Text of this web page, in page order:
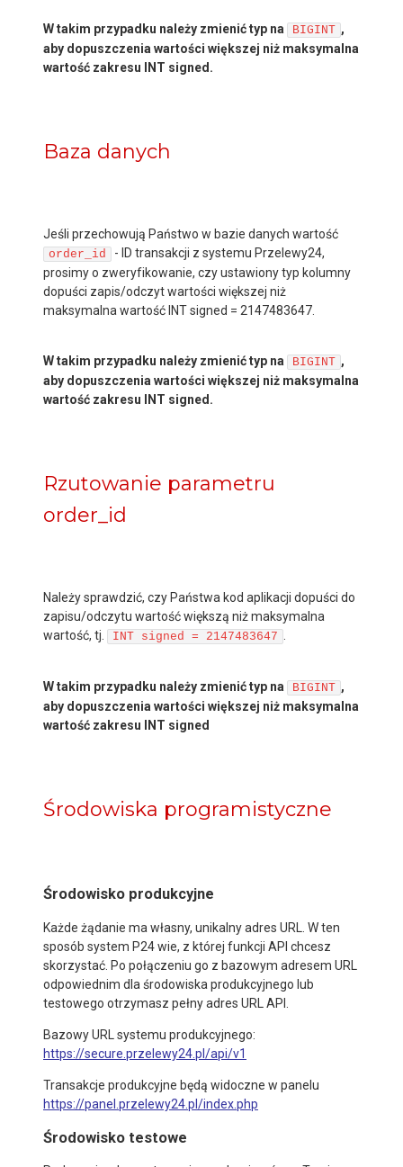
W takim przypadku należy zmienić typ na BIGINT ,
aby dopuszczenia wartości większej niż maksymalna
wartość zakresu INT signed.
Baza danych
Jeśli przechowują Państwo w bazie danych wartość
order_id
- ID transakcji z systemu Przelewy24,
prosimy o zweryfikowanie, czy ustawiony typ kolumny
dopuści zapis/odczyt wartości większej niż
maksymalna wartość INT signed = 2147483647.
W takim przypadku należy zmienić typ na BIGINT ,
aby dopuszczenia wartości większej niż maksymalna
wartość zakresu INT signed.
Rzutowanie parametru
order_id
Należy sprawdzić, czy Państwa kod aplikacji dopuści do
zapisu/odczytu wartość większą niż maksymalna
wartość, tj.
INT signed = 2147483647
W takim przypadku należy zmienić typ na BIGINT ,
aby dopuszczenia wartości większej niż maksymalna
wartość zakresu INT signed
Środowiska programistyczne
Środowisko produkcyjne
Każde żądanie ma własny, unikalny adres URL. W ten
sposób system P24 wie, z której funkcji API chcesz
skorzystać. Po połączeniu go z bazowym adresem URL
odpowiednim dla środowiska produkcyjnego lub
testowego otrzymasz pełny adres URL API.
Bazowy URL systemu produkcyjnego:
https://secure.przelewy24.pl/api/v1
Transakcje produkcyjne będą widoczne w panelu
https://panel.przelewy24.pl/index.php
Środowisko testowe